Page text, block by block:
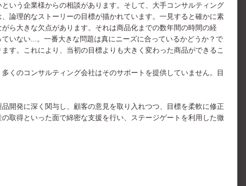
いう企業様からの相談があります。そして、大手コンサルティング
論理的なストーリーの目標が描かれています。一見すると確かに素
ら大きな欠点があります。それは商品化までの数年間の時間の経
いない...。一番大きな問題は真にニーズに合っているかどうか？で
す。これにより、当初の目標よりも大きく変わった商品ができるこ
くのコンサルティング会社はそのサポートを提供していません。目
開発に深く関与し、顧客の意見を取り入れつつ、目標を柔軟に修正
取得といった面で綿密な支援を行い、ステージゲートを利用した徹